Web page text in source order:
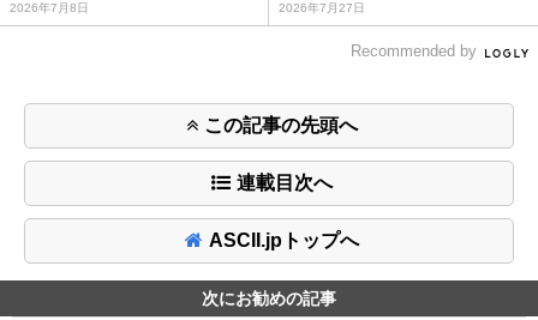
2026年7月8日 2026年7月27日
Recommended by
この記事の先頭へ
連載目次へ
ASCII.jpトップへ
次にお勧めの記事